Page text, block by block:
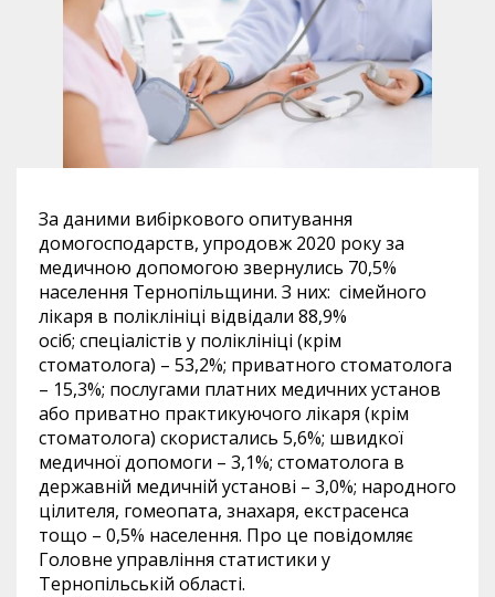
За даними вибіркового опитування
домогосподарств, упродовж 2020 року за
медичною допомогою звернулись 70,5%
населення Тернопільщини. З них: сімейного
лікаря в поліклініці відвідали 88,9%
осіб; спеціалістів у поліклініці (крім
стоматолога) – 53,2%; приватного стоматолога
– 15,3%; послугами платних медичних установ
або приватно практикуючого лікаря (крім
стоматолога) скористались 5,6%; швидкої
медичної допомоги – 3,1%; стоматолога в
державній медичній установі – 3,0%; народного
цілителя, гомеопата, знахаря, екстрасенса
тощо – 0,5% населення. Про це повідомляє
Головне управління статистики у
Тернопільській області.